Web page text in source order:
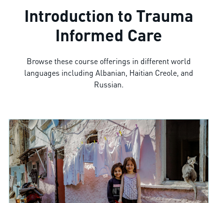
Introduction to Trauma
Informed Care
Browse these course offerings in different world
languages including Albanian, Haitian Creole, and
Russian.